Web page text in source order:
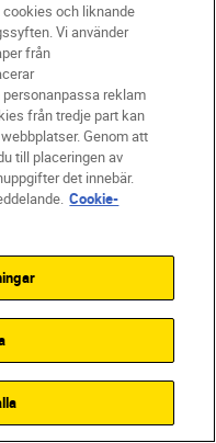
cookies och liknande
Vi använder
från
reklam
från tredje part kan
Genom att
till placeringen av
det innebär.
Cookie-